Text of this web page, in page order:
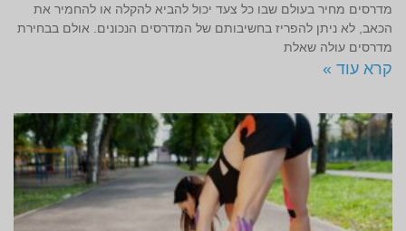
מדרסים מחיר בעולם שבו כל צעד יכול להביא להקלה או להחמיר את
הכאב, לא ניתן להפריז בחשיבותם של המדרסים הנכונים. אולם בבחירת
מדרסים עולה שאלת
קרא עוד »